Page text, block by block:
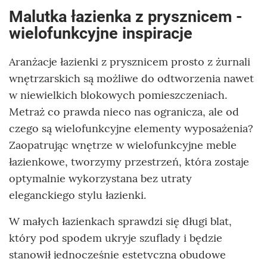
Malutka łazienka z prysznicem -
wielofunkcyjne inspiracje
Aranżacje łazienki z prysznicem prosto z żurnali
wnętrzarskich są możliwe do odtworzenia nawet
w niewielkich blokowych pomieszczeniach.
Metraż co prawda nieco nas ogranicza, ale od
czego są wielofunkcyjne elementy wyposażenia?
Zaopatrując wnętrze w wielofunkcyjne meble
łazienkowe, tworzymy przestrzeń, która zostaje
optymalnie wykorzystana bez utraty
eleganckiego stylu łazienki.
W małych łazienkach sprawdzi się długi blat,
który pod spodem ukryje szuflady i będzie
stanowił jednocześnie estetyczną obudowę